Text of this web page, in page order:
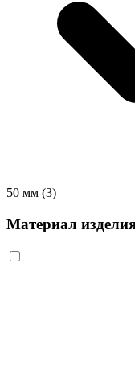
50 мм (3)
Материал